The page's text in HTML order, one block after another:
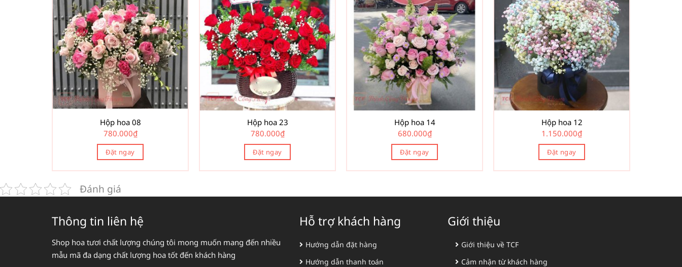
Hộp hoa 08
780.000₫
Đặt ngay
Hộp hoa 23
780.000₫
Đặt ngay
Hộp hoa 14
680.000₫
Đặt ngay
Hộp hoa 12
1.150.000₫
Đặt ngay
Đánh giá
Thông tin liên hệ
Shop hoa tươi chất lượng chúng tôi mong muốn mang đến nhiều
mẫu mã đa dạng chất lượng hoa tốt đến khách hàng
Hỗ trợ khách hàng
Hướng dẫn đặt hàng
Hướng dẫn thanh toán
Giới thiệu
Giới thiệu về TCF
Cảm nhận từ khách hàng